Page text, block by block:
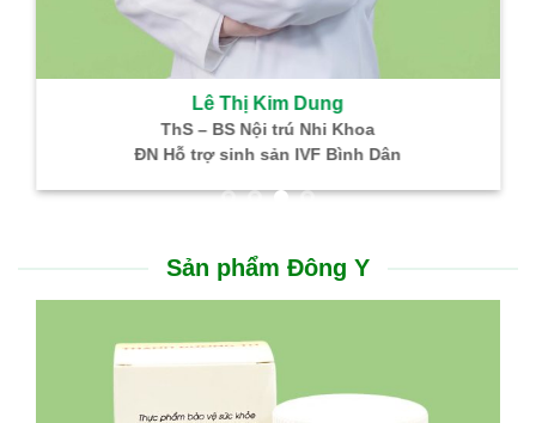
Lê Thị Kim Dung
ThS – BS Nội trú Nhi Khoa
ĐN Hỗ trợ sinh sản IVF Bình Dân
Sản phẩm Đông Y